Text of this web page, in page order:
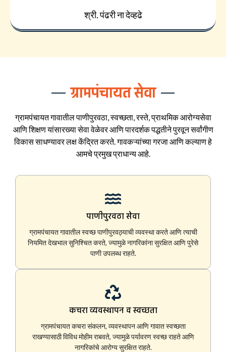
श्री. पंढरी ना देव्हढे
ग्रामपंचायत सेवा
ग्रामपंचायत गावातील पाणीपुरवठा, स्वच्छता, रस्ते, प्राथमिक आरोग्यसेवा
आणि शिक्षण यांसारख्या सेवा वेळेवर आणि पारदर्शक पद्धतीने पुरवून सर्वांगीण
विकास साधण्यावर लक्ष केंद्रित करते. गावकऱ्यांच्या गरजा आणि कल्याण हे
आमचे प्रमुख प्राधान्य आहे.
पाणीपुरवठा सेवा
ग्रामपंचायत गावातील स्वच्छ पाणीपुरवठ्याची व्यवस्था करते आणि त्याची
नियमित देखभाल सुनिश्चित करते, ज्यामुळे नागरिकांना सुरक्षित आणि पुरेसे
पाणी उपलब्ध राहते.
कचरा व्यवस्थापन व स्वच्छता
ग्रामपंचायत कचरा संकलन, व्यवस्थापन आणि गावात स्वच्छता
राखण्यासाठी विविध मोहीम राबवते, ज्यामुळे पर्यावरण स्वच्छ राहते आणि
नागरिकांचे आरोग्य सुरक्षित राहते.